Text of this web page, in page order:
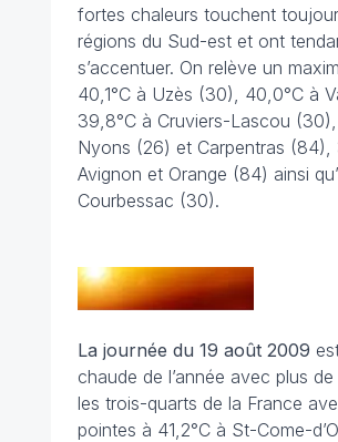
fortes chaleurs touchent
régions du Sud-est et ont
s’accentuer. On relève un
40,1°C à Uzès (30), 40,0°C à
39,8°C à Cruviers-Lascou
Nyons (26) et Carpentras (84),
Avignon et Orange (84) ainsi
Courbessac (30).
La journée du 19 août2009
chaude de l’année avec plus
les trois-quarts de la France
pointes à 41,2°C à St-Come-